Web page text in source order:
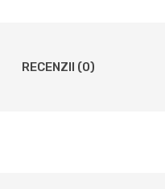
RECENZII (0)